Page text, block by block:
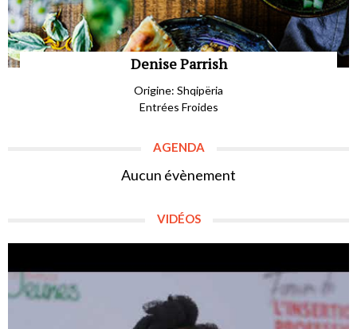
Denise Parrish
Origine: Shqipëria
Entrées Froides
AGENDA
Aucun évènement
VIDÉOS